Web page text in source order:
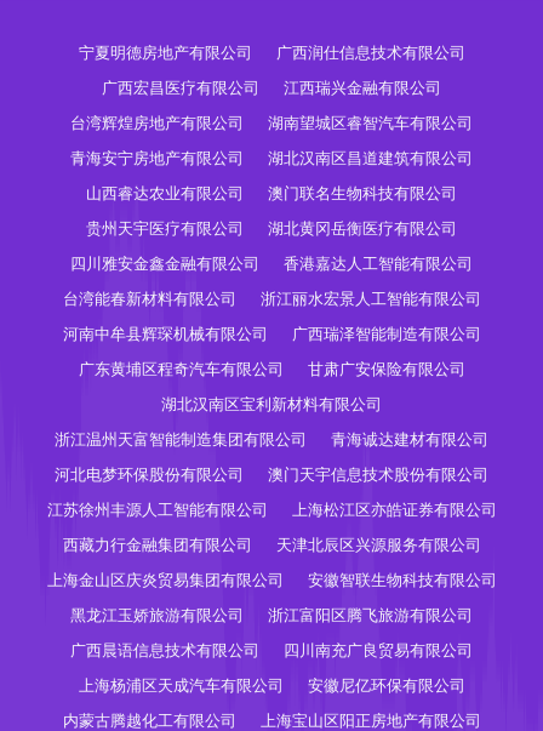
宁夏明德房地产有限公司
广西润仕信息技术有限公司
广西宏昌医疗有限公司
江西瑞兴金融有限公司
台湾辉煌房地产有限公司
湖南望城区睿智汽车有限公司
青海安宁房地产有限公司
湖北汉南区昌道建筑有限公司
山西睿达农业有限公司
澳门联名生物科技有限公司
贵州天宇医疗有限公司
湖北黄冈岳衡医疗有限公司
四川雅安金鑫金融有限公司
香港嘉达人工智能有限公司
台湾能春新材料有限公司
浙江丽水宏景人工智能有限公司
河南中牟县辉琛机械有限公司
广西瑞泽智能制造有限公司
广东黄埔区程奇汽车有限公司
甘肃广安保险有限公司
湖北汉南区宝利新材料有限公司
浙江温州天富智能制造集团有限公司
青海诚达建材有限公司
河北电梦环保股份有限公司
澳门天宇信息技术股份有限公司
江苏徐州丰源人工智能有限公司
上海松江区亦皓证券有限公司
西藏力行金融集团有限公司
天津北辰区兴源服务有限公司
上海金山区庆炎贸易集团有限公司
安徽智联生物科技有限公司
黑龙江玉娇旅游有限公司
浙江富阳区腾飞旅游有限公司
广西晨语信息技术有限公司
四川南充广良贸易有限公司
上海杨浦区天成汽车有限公司
安徽尼亿环保有限公司
内蒙古腾越化工有限公司
上海宝山区阳正房地产有限公司